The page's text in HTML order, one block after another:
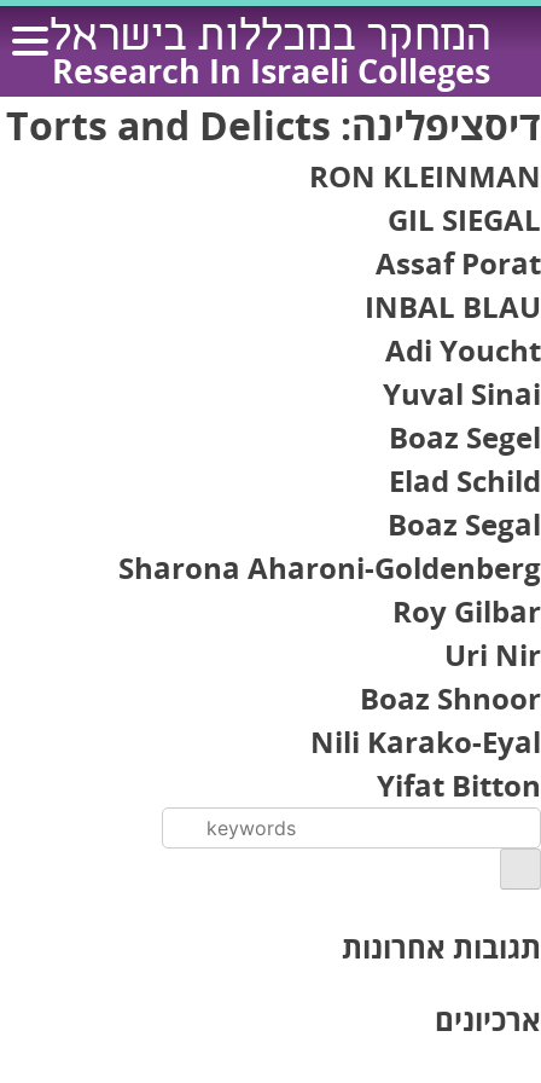
Skip
content
המחקר במכללות בישראל
Research In Israeli Colleges
דיסציפלינה: Torts and Delicts
RON KLEINMAN
GIL SIEGAL
Assaf Porat
INBAL BLAU
Adi Youcht
Yuval Sinai
Boaz Segel
Elad Schild
Boaz Segal
Sharona Aharoni-Goldenberg
Roy Gilbar
Uri Nir
Boaz Shnoor
Nili Karako-Eyal
Yifat Bitton
תגובות אחרונות
ארכיונים